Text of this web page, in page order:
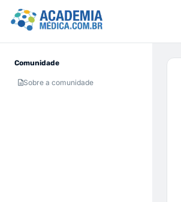
Comunidade
Sobre a comunidade